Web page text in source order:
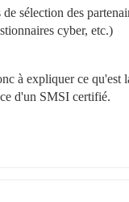
de sélection des
cyber, etc.)
à expliquer ce qu'est
d'un SMSI certifié.